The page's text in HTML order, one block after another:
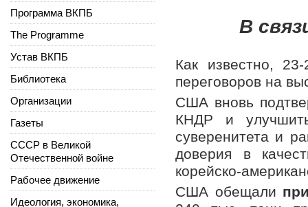
В
Как известно,
переговоров на
США вновь
КНДР и
суверенитета и
доверия в
корейско-
США обещали
Программа ВКПБ
The Programme
Устав ВКПБ
Библиотека
Организации
Газеты
СССР в Великой
Отечественной войне
Рабочее движение
Идеология, экономика,